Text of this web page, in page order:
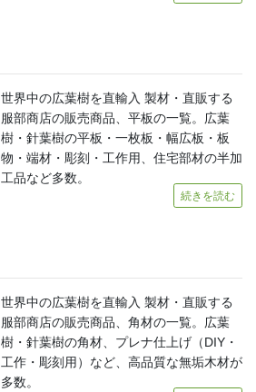
世界中の広葉樹を直輸入 製材・直販する
服部商店の販売商品、平板の一覧。広葉
樹・針葉樹の平板・一枚板・幅広板・板
物・端材・彫刻・工作用、住宅部材の半加
工品など多数。
続きを読む
世界中の広葉樹を直輸入 製材・直販する
服部商店の販売商品、角材の一覧。広葉
樹・針葉樹の角材、プレナ仕上げ（DIY・
工作・彫刻用）など、高品質な無垢木材が
多数。